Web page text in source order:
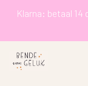
Klarna: betaal 14